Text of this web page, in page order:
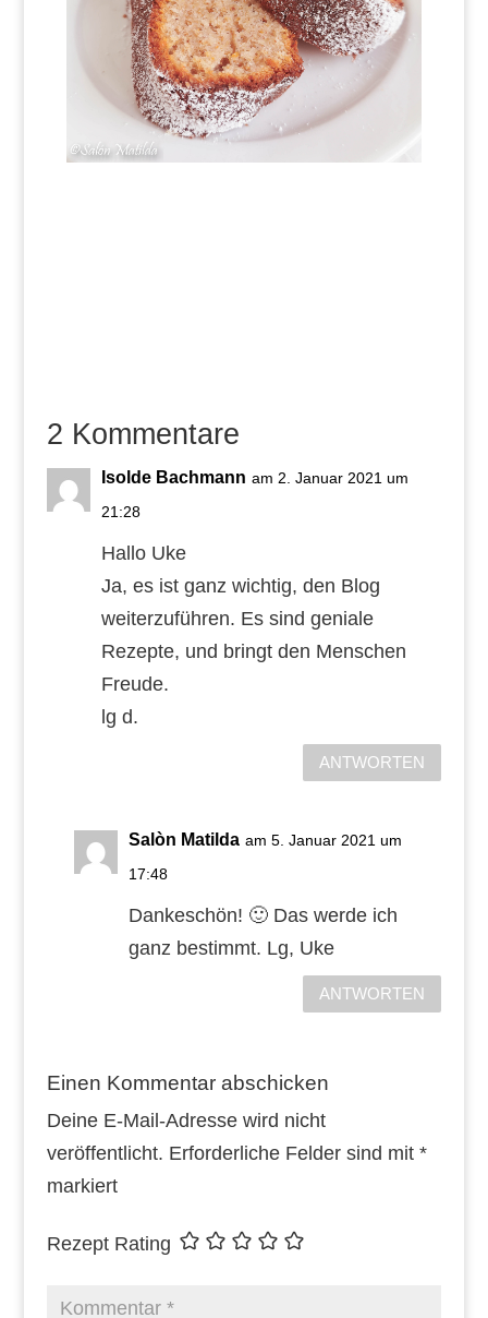
2 Kommentare
Isolde Bachmann am 2. Januar 2021 um
21:28
Hallo Uke
Ja, es ist ganz wichtig, den Blog
weiterzuführen. Es sind geniale
Rezepte, und bringt den Menschen
Freude.
lg d.
ANTWORTEN
Salòn Matilda am 5. Januar 2021 um
17:48
Dankeschön! 🙂 Das werde ich
ganz bestimmt. Lg, Uke
ANTWORTEN
Einen Kommentar abschicken
Deine E-Mail-Adresse wird nicht
veröffentlicht. Erforderliche Felder sind mit *
markiert
Rezept Rating